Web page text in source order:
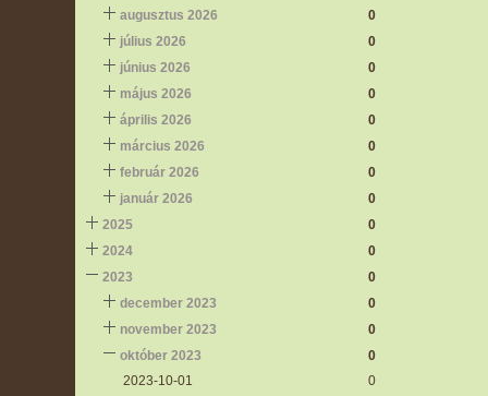
augusztus 2026
0
július 2026
0
június 2026
0
május 2026
0
április 2026
0
március 2026
0
február 2026
0
január 2026
0
2025
0
2024
0
2023
0
december 2023
0
november 2023
0
október 2023
0
2023-10-01
0